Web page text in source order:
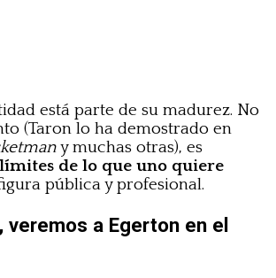
está parte de su madurez. No
(Taron lo ha demostrado en
y muchas otras), es
de lo que uno quiere
pública y profesional.
veremos a Egerton en el